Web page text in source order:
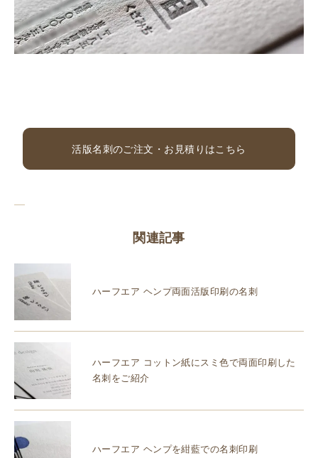
活版名刺のご注文・お見積りはこちら
関連記事
ハーフエア ヘンプ両面活版印刷の名刺
ハーフエア コットン紙にスミ色で両面印刷した
名刺をご紹介
ハーフエア ヘンプを紺藍での名刺印刷